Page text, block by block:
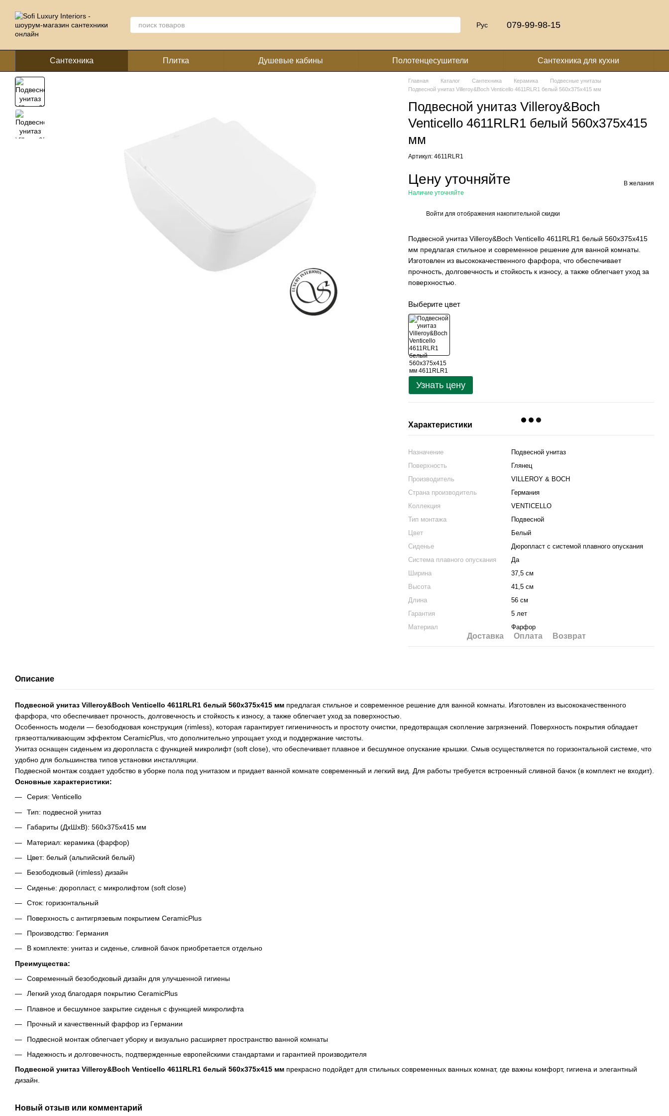
Рус 079-99-98-15
Сантехника Плитка Душевые кабины Полотенцесушители Сантехника для кухни
Главная Каталог Сантехника Керамика
Подвесные унитазы
Подвесной унитаз Villeroy&Boch Venticello 4611RLR1 белый 560x375x415 мм
Подвесной унитаз Villeroy&Boch
Venticello 4611RLR1 белый 560x375x415
мм
Артикул: 4611RLR1
Цену уточняйте
Наличие уточняйте
В желания
Войти для отображения накопительной скидки
Подвесной унитаз Villeroy&Boch Venticello 4611RLR1 белый 560x375x415
мм предлагая стильное и современное решение для ванной комнаты.
Изготовлен из высококачественного фарфора, что обеспечивает
прочность, долговечность и стойкость к износу, а также облегчает уход за
поверхностью.
Выберите цвет
Узнать цену
Характеристики
Назначение
Подвесной унитаз
Поверхность
Глянец
Производитель
VILLEROY & BOCH
Страна производитель
Германия
Коллекция
VENTICELLO
Тип монтажа
Подвесной
Цвет
Белый
Сиденье
Дюропласт с системой плавного опускания
Система плавного опускания
Да
Ширина
37,5 см
Высота
41,5 см
Длина
56 см
Гарантия
5 лет
Материал
Фарфор
Доставка Оплата Возврат
Описание
Подвесной унитаз Villeroy&Boch Venticello 4611RLR1 белый 560x375x415 мм предлагая стильное и современное решение для ванной комнаты. Изготовлен из высококачественного
фарфора, что обеспечивает прочность, долговечность и стойкость к износу, а также облегчает уход за поверхностью.
Особенность модели — безободковая конструкция (rimless), которая гарантирует гигиеничность и простоту очистки, предотвращая скопление загрязнений. Поверхность покрытия обладает
грязеотталкивающим эффектом CeramicPlus, что дополнительно упрощает уход и поддержание чистоты.
Унитаз оснащен сиденьем из дюропласта с функцией микролифт (soft close), что обеспечивает плавное и бесшумное опускание крышки. Смыв осуществляется по горизонтальной системе, что
удобно для большинства типов установки инсталляции.
Подвесной монтаж создает удобство в уборке пола под унитазом и придает ванной комнате современный и легкий вид. Для работы требуется встроенный сливной бачок (в комплект не входит).
Основные характеристики:
Серия: Venticello
Тип: подвесной унитаз
Габариты (ДхШхВ): 560x375x415 мм
Материал: керамика (фарфор)
Цвет: белый (альпийский белый)
Безободковый (rimless) дизайн
Сиденье: дюропласт, с микролифтом (soft close)
Сток: горизонтальный
Поверхность с антигрязевым покрытием CeramicPlus
Производство: Германия
В комплекте: унитаз и сиденье, сливной бачок приобретается отдельно
Преимущества:
Современный безободковый дизайн для улучшенной гигиены
Легкий уход благодаря покрытию CeramicPlus
Плавное и бесшумное закрытие сиденья с функцией микролифта
Прочный и качественный фарфор из Германии
Подвесной монтаж облегчает уборку и визуально расширяет пространство ванной комнаты
Надежность и долговечность, подтвержденные европейскими стандартами и гарантией производителя
Подвесной унитаз Villeroy&Boch Venticello 4611RLR1 белый 560x375x415 мм прекрасно подойдет для стильных современных ванных комнат, где важны комфорт, гигиена и элегантный
дизайн.
Новый отзыв или комментарий